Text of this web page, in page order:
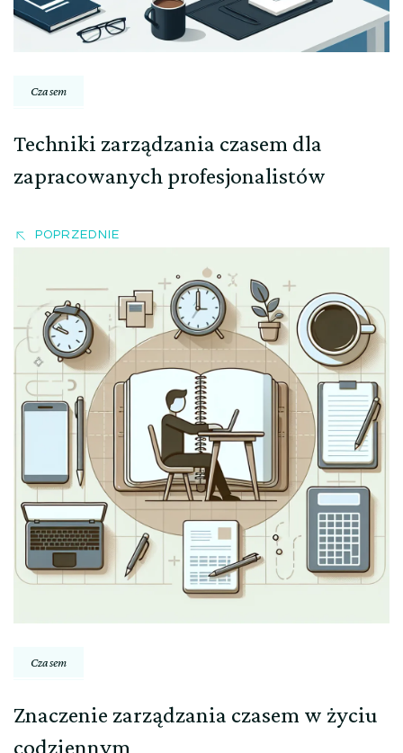
Czasem
Techniki zarządzania czasem dla
zapracowanych profesjonalistów
POPRZEDNIE
Czasem
Znaczenie zarządzania czasem w życiu
codziennym